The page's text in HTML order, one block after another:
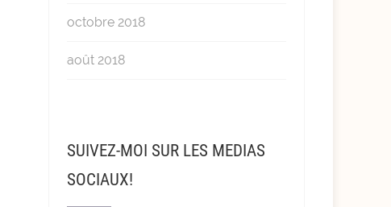
octobre 2018
août 2018
SUIVEZ-MOI SUR LES MEDIAS
SOCIAUX!